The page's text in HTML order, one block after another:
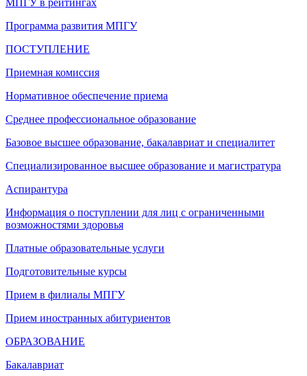
МПГУ в рейтингах
Программа развития МПГУ
ПОСТУПЛЕНИЕ
Приемная комиссия
Нормативное обеспечение приема
Среднее профессиональное образование
Базовое высшее образование, бакалавриат и специалитет
Специализированное высшее образование и магистратура
Аспирантура
Информация о поступлении для лиц с ограниченными
возможностями здоровья
Платные образовательные услуги
Подготовительные курсы
Прием в филиалы МПГУ
Прием иностранных абитуриентов
ОБРАЗОВАНИЕ
Бакалавриат